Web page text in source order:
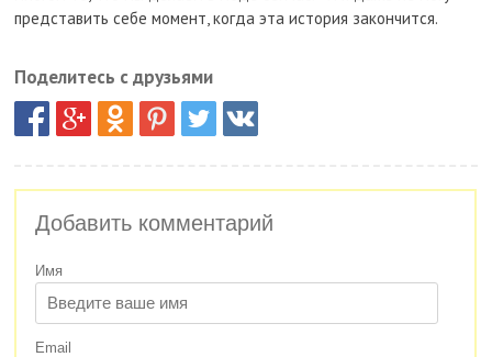
представить себе момент, когда эта история закончится.
Поделитесь с друзьями
Добавить комментарий
Имя
Email